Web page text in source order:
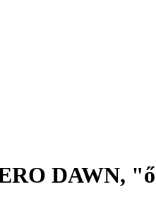
DAWN,